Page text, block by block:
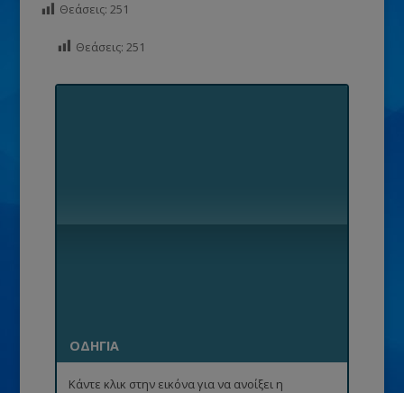
Θεάσεις: 251
Θεάσεις: 251
ΟΔΗΓΙΑ
Κάντε κλικ στην εικόνα για να ανοίξει η